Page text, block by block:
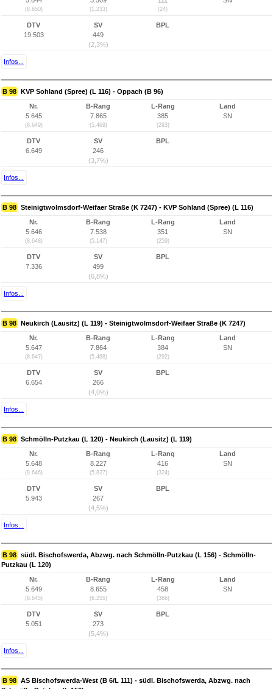
(8.650) (1.233) (24)
DTV
19.503
SV
449
(2,3%)
BPL
Infos...
B 98 KVP Sohland (Spree) (L 116) - Oppach (B 96)
Nr.
5.645
(8.649)
B-Rang
7.865
(5.469)
L-Rang
385
(293)
Land
SN
DTV
6.649
SV
246
(3,7%)
BPL
Infos...
B 98 Steinigtwolmsdorf-Weifaer Straße (K 7247) - KVP Sohland (Spree) (L 116)
Nr.
5.646
(8.648)
B-Rang
7.538
(5.147)
L-Rang
351
(259)
Land
SN
DTV
7.336
SV
499
(6,8%)
BPL
Infos...
B 98 Neukirch (Lausitz) (L 119) - Steinigtwolmsdorf-Weifaer Straße (K 7247)
Nr.
5.647
(8.647)
B-Rang
7.864
(5.468)
L-Rang
384
(292)
Land
SN
DTV
6.654
SV
266
(4,0%)
BPL
Infos...
B 98 Schmölln-Putzkau (L 120) - Neukirch (Lausitz) (L 119)
Nr.
5.648
(8.646)
B-Rang
8.227
(5.827)
L-Rang
416
(324)
Land
SN
DTV
5.943
SV
267
(4,5%)
BPL
Infos...
B 98 südl. Bischofswerda, Abzwg. nach Schmölln-Putzkau (L 156) - Schmölln-
Putzkau (L 120)
Nr.
5.649
(8.645)
B-Rang
8.655
(6.255)
L-Rang
458
(366)
Land
SN
DTV
5.051
SV
273
(5,4%)
BPL
Infos...
B 98 AS Bischofswerda-West (B 6/L 111) - südl. Bischofswerda, Abzwg. nach